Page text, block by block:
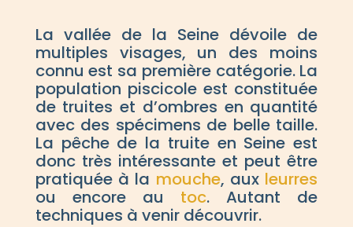
La vallée de la Seine dévoile de
multiples visages, un des moins
connu est sa première catégorie. La
population piscicole est constituée
de truites et d’ombres en quantité
avec des spécimens de belle taille.
La pêche de la truite en Seine est
donc très intéressante et peut être
pratiquée à la mouche, aux leurres
ou encore au toc. Autant de
techniques à venir découvrir.